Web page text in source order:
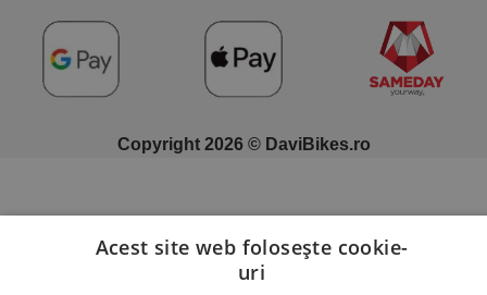
Copyright 2026 © DaviBikes.ro
Acest site web folosește cookie-
uri